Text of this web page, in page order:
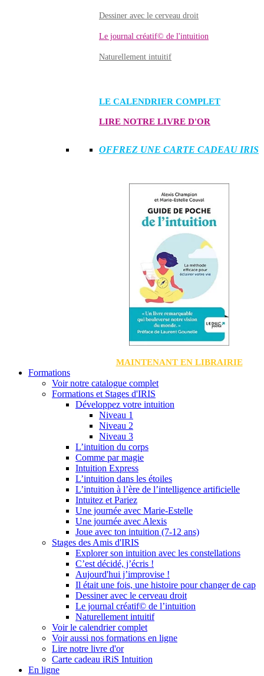
Dessiner avec le cerveau droit
Le journal créatif© de l'intuition
Naturellement intuitif
LE CALENDRIER COMPLET
LIRE NOTRE LIVRE D'OR
OFFREZ UNE CARTE CADEAU IRIS
MAINTENANT EN LIBRAIRIE
Formations
Voir notre catalogue complet
Formations et Stages d'IRIS
Développez votre intuition
Niveau 1
Niveau 2
Niveau 3
L’intuition du corps
Comme par magie
Intuition Express
L’intuition dans les étoiles
L’intuition à l’ère de l’intelligence artificielle
Intuitez et Pariez
Une journée avec Marie-Estelle
Une journée avec Alexis
Joue avec ton intuition (7-12 ans)
Stages des Amis d'IRIS
Explorer son intuition avec les constellations
C’est décidé, j’écris !
Aujourd'hui j’improvise !
Il était une fois, une histoire pour changer de cap
Dessiner avec le cerveau droit
Le journal créatif© de l’intuition
Naturellement intuitif
Voir le calendrier complet
Voir aussi nos formations en ligne
Lire notre livre d'or
Carte cadeau iRiS Intuition
En ligne